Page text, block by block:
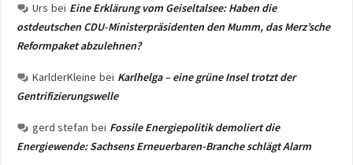
Urs bei Eine Erklärung vom Geiseltalsee: Haben die
ostdeutschen CDU-Ministerpräsidenten den Mumm, das Merz’sche
Reformpaket abzulehnen?
KarlderKleine bei Karlhelga – eine grüne Insel trotzt der
Gentrifizierungswelle
gerd stefan bei Fossile Energiepolitik demoliert die
Energiewende: Sachsens Erneuerbaren-Branche schlägt Alarm